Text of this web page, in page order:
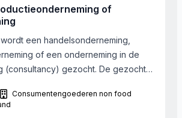
binnen max 2 jaar naar regio
Indien groter bedrijf moeten iig
verplaatsbaar zijn […]
of
een handelsonderneming,
of een onderneming in de
(consultancy) gezocht. De gezochte
(onder lijn
Arnhem). Bij de gezochte
Consumentengoederen non food